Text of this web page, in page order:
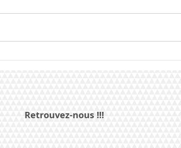
Retrouvez-nous !!!